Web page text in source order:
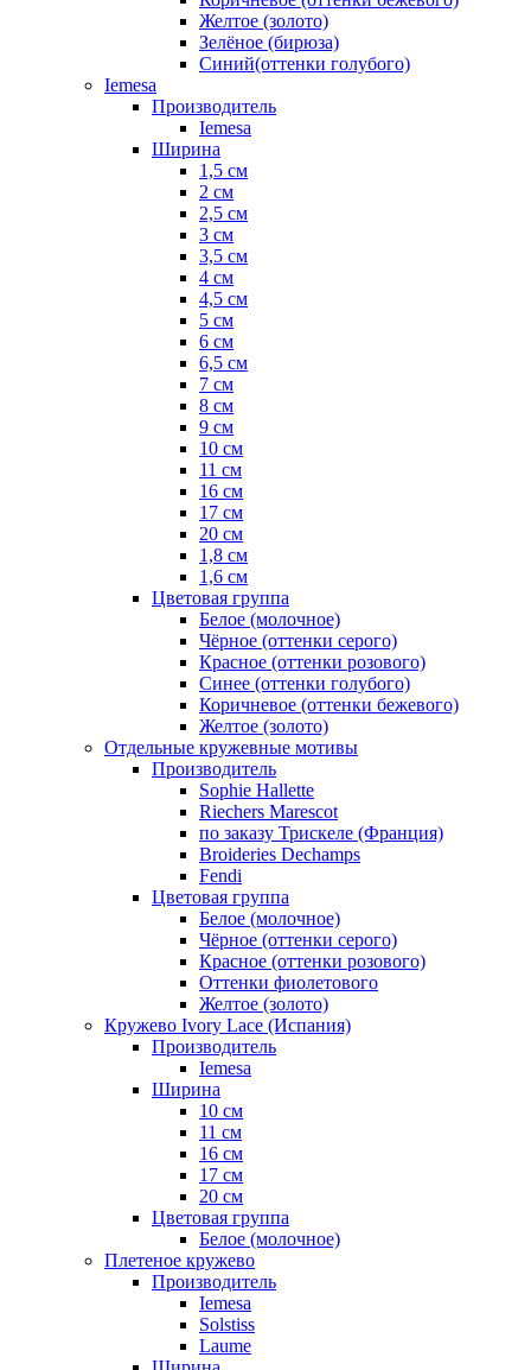
Желтое (золото)
Зелёное (бирюза)
Синий(оттенки голубого)
Iemesa
Производитель
Iemesa
Ширина
1,5 см
2 см
2,5 см
3 см
3,5 см
4 см
4,5 см
5 см
6 см
6,5 см
7 см
8 см
9 см
10 см
11 см
16 см
17 см
20 см
1,8 см
1,6 см
Цветовая группа
Белое (молочное)
Чёрное (оттенки серого)
Красное (оттенки розового)
Синее (оттенки голубого)
Коричневое (оттенки бежевого)
Желтое (золото)
Отдельные кружевные мотивы
Производитель
Sophie Hallette
Riechers Marescot
по заказу Трискеле (Франция)
Broideries Dechamps
Fendi
Цветовая группа
Белое (молочное)
Чёрное (оттенки серого)
Красное (оттенки розового)
Оттенки фиолетового
Желтое (золото)
Кружево Ivory Lace (Испания)
Производитель
Iemesa
Ширина
10 см
11 см
16 см
17 см
20 см
Цветовая группа
Белое (молочное)
Плетеное кружево
Производитель
Iemesa
Solstiss
Laume